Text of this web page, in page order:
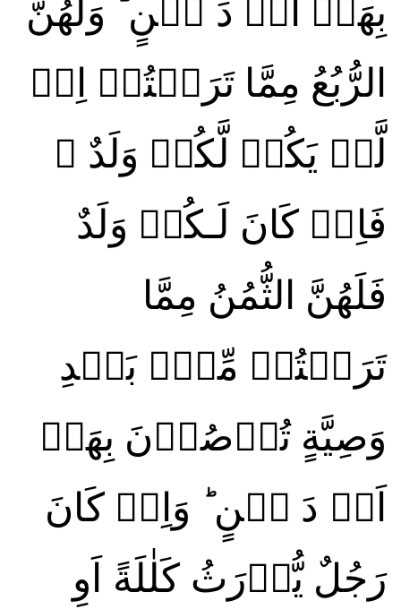
بِهَاۤ اَوۡ دَ يۡنٍ‌ ؕ وَلَهُنَّ
الرُّبُعُ مِمَّا تَرَكۡتُمۡ اِنۡ
لَّمۡ يَكُنۡ لَّكُمۡ وَلَدٌ ۚ
فَاِنۡ كَانَ لَـكُمۡ وَلَدٌ
فَلَهُنَّ الثُّمُنُ مِمَّا
تَرَكۡتُمۡ‌ مِّنۡۢ بَعۡدِ
وَصِيَّةٍ تُوۡصُوۡنَ بِهَاۤ
اَوۡ دَ يۡنٍ‌ ؕ وَاِنۡ كَانَ
رَجُلٌ يُّوۡرَثُ كَلٰلَةً اَوِ